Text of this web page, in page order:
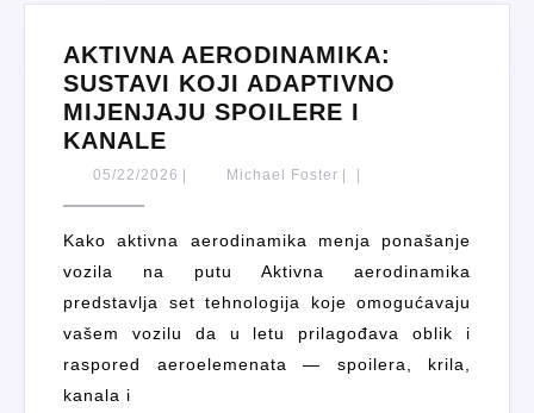
AKTIVNA AERODINAMIKA:
SUSTAVI KOJI ADAPTIVNO
MIJENJAJU SPOILERE I
KANALE
AERODINAMIKA:
ADAPTIVNO
MIJENJAJU
SPOILERE
I
KANALE
05/22/2026 05/22/2026
| Michael FosterMichael
| |
Kako aktivna aerodinamika menja ponašanje
vozila na putu Aktivna aerodinamika
predstavlja set tehnologija koje omogućavaju
vašem vozilu da u letu prilagođava oblik i
raspored aeroelemenata — spoilera, krila,
kanala i